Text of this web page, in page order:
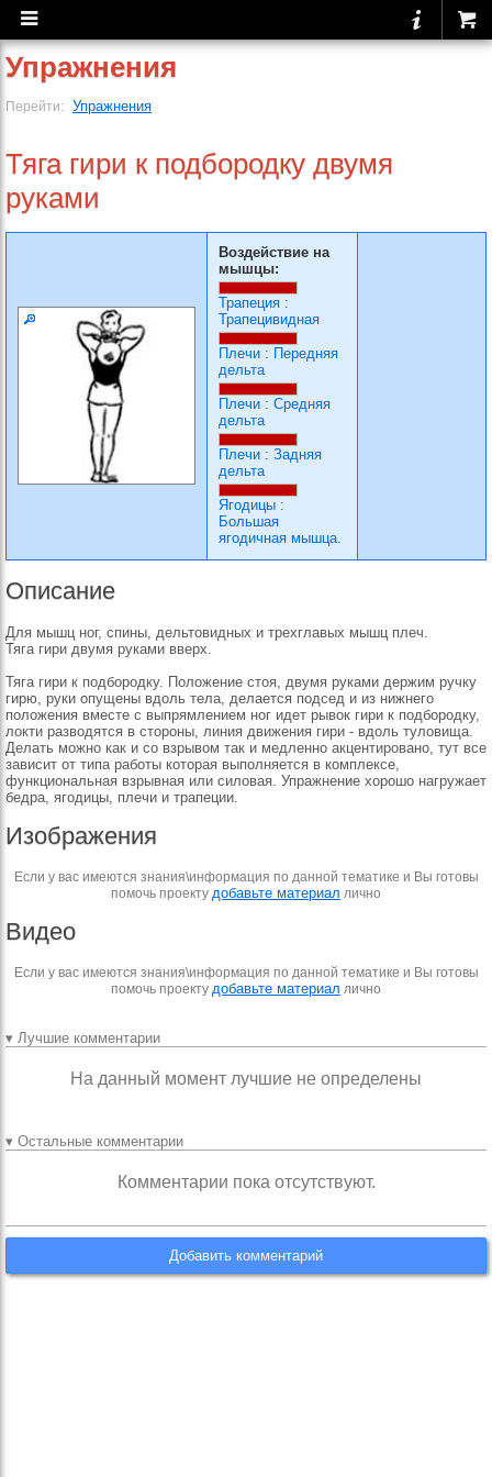
Упражнения
Перейти: Упражнения
Тяга гири к подбородку двумя
руками
Воздействие на
мышцы:
Трапеция :
Трапецивидная
Плечи : Передняя
дельта
Плечи : Средняя
дельта
Плечи : Задняя
дельта
Ягодицы :
Большая
ягодичная мышца.
Описание
Для мышц ног, спины, дельтовидных и трехглавых мышц плеч.
Тяга гири двумя руками вверх.
Тяга гири к подбородку. Положение стоя, двумя руками держим ручку
гирю, руки опущены вдоль тела, делается подсед и из нижнего
положения вместе с выпрямлением ног идет рывок гири к подбородку,
локти разводятся в стороны, линия движения гири - вдоль туловища.
Делать можно как и со взрывом так и медленно акцентировано, тут все
зависит от типа работы которая выполняется в комплексе,
функциональная взрывная или силовая. Упражнение хорошо нагружает
бедра, ягодицы, плечи и трапеции.
Изображения
Если у вас имеются знания\информация по данной тематике и Вы готовы
помочь проекту добавьте материал лично
Видео
Если у вас имеются знания\информация по данной тематике и Вы готовы
помочь проекту добавьте материал лично
▾ Лучшие комментарии
На данный момент лучшие не определены
▾ Остальные комментарии
Комментарии пока отсутствуют.
Добавить комментарий